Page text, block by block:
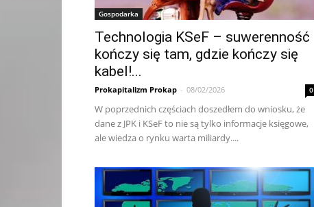
Gospodarka
Technologia KSeF – suwerenność
kończy się tam, gdzie kończy się
kabel!...
Prokapitalizm Prokap - 08/02/2026 0
W po­przed­ni­ch czę­ścia­ch do­sze­dłem do wnio­sku, że
da­ne z JPK i KSeF to nie są tyl­ko in­for­ma­cje księ­go­we,
ale wie­dza o ryn­ku war­ta mi­liar­dy....